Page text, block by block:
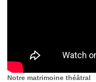
Notre matrimoine théâtral